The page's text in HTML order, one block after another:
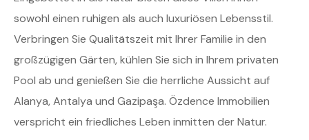
sowohl einen ruhigen als auch luxuriösen Lebensstil.
Verbringen Sie Qualitätszeit mit Ihrer Familie in den
großzügigen Gärten, kühlen Sie sich in Ihrem privaten
Pool ab und genießen Sie die herrliche Aussicht auf
Alanya, Antalya und Gazipaşa. Özdence Immobilien
verspricht ein friedliches Leben inmitten der Natur.